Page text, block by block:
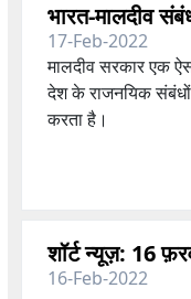
भारत-मालदीव
17-Feb-2022
मालदीव सरकार एक
देश के राजनयिक संबंधों
करता है।
शॉर्ट न्यूज़: 16
16-Feb-2022